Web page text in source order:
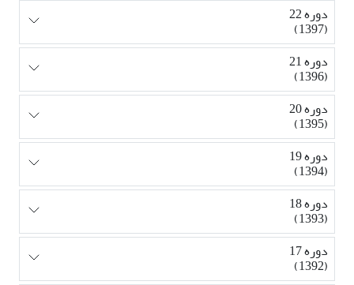
دوره 22
(1397)
دوره 21
(1396)
دوره 20
(1395)
دوره 19
(1394)
دوره 18
(1393)
دوره 17
(1392)